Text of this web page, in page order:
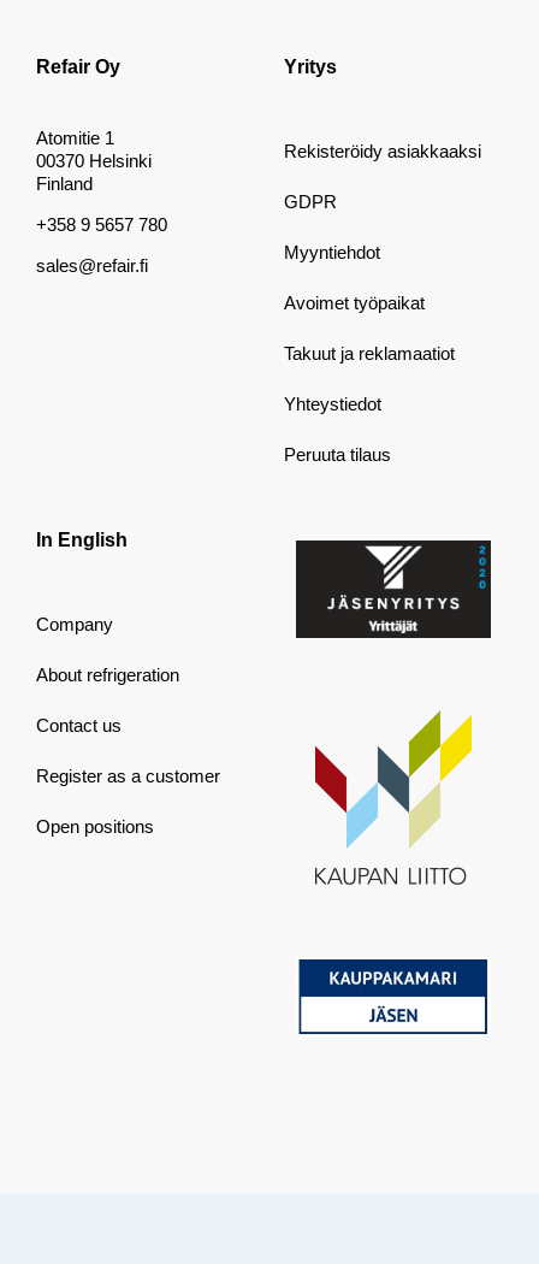
Refair Oy
Atomitie 1
00370 Helsinki
Finland
+358 9 5657 780
sales@refair.fi
Yritys
Rekisteröidy asiakkaaksi
GDPR
Myyntiehdot
Avoimet työpaikat
Takuut ja reklamaatiot
Yhteystiedot
Peruuta tilaus
In English
Company
About refrigeration
Contact us
Register as a customer
Open positions